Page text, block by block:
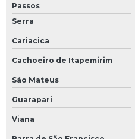
Passos
Serra
Cariacica
Cachoeiro de Itapemirim
São Mateus
Guarapari
Viana